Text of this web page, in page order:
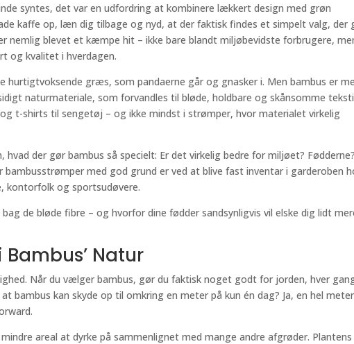
syntes, det var en udfordring at kombinere lækkert design med grøn
kaffe op, læn dig tilbage og nyd, at der faktisk findes et simpelt valg, der
nemlig blevet et kæmpe hit – ikke bare blandt miljøbevidste forbrugere,
og kvalitet i hverdagen.
hurtigtvoksende græs, som pandaerne går og gnasker i. Men bambus er
naturmateriale, som forvandles til bløde, holdbare og skånsomme
t-shirts til sengetøj – og ikke mindst i strømper, hvor materialet virkelig
der gør bambus så specielt: Er det virkelig bedre for miljøet? Fødderne?
bambusstrømper med god grund er ved at blive fast inventar i garderoben
kontorfolk og sportsudøvere.
de bløde fibre – og hvorfor dine fødder sandsynligvis vil elske dig lidt
Natur
Når du vælger bambus, gør du faktisk noget godt for jorden, hver
bambus kan skyde op til omkring en meter på kun én dag? Ja, en hel
areal at dyrke på sammenlignet med mange andre afgrøder. Plantens